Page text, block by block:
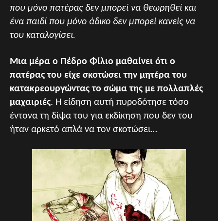
που μόνο πατέρας δεν μπορεί να θεωρηθεί και
ένα παιδί που μόνο άδικο δεν μπορεί κανείς να
του καταλογίσει.
Μια μέρα ο Πέδρο Φίλιο μαθαίνει ότι ο
πατέρας του είχε σκοτώσει την μητέρα του
κατακρεουργώντας το σώμα της με πολλαπλές
μαχαιριές. Η είδηση αυτή πυροδότησε τόσο
έντονα τη δίψα του για εκδίκηση που δεν του
ήταν αρκετό απλά να τον σκοτώσει…